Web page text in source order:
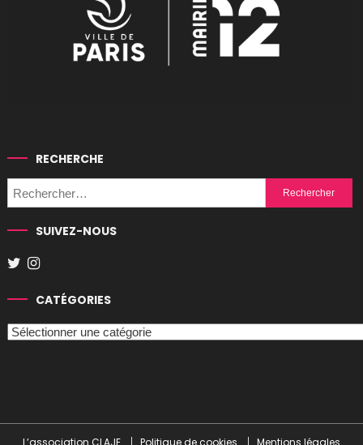
RECHERCHE
Rechercher :
SUIVEZ-NOUS
CATÉGORIES
Catégories
L’association CLAJE Politique de cookies Mentions légales